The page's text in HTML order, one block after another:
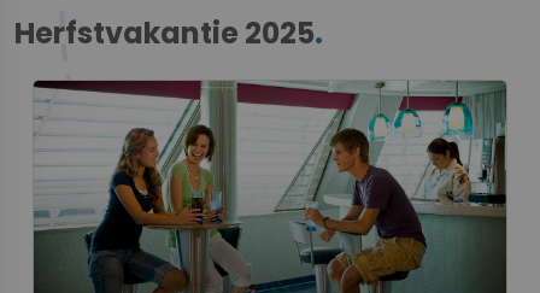
Herfstvakantie 2025.